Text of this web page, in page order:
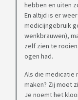
hebben en uiten
En altijd is er
medicijngebruik
wenkbrauwen),
zelf zien te
ogen had.
Als die medicatie
maken? Zij moet
Je noemt het